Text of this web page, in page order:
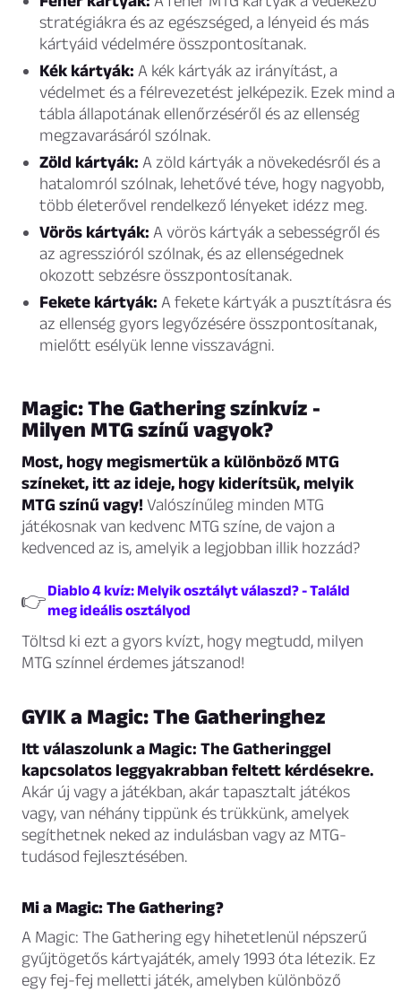
stratégiákra és az egészséged, a lényeid és más
kártyáid védelmére összpontosítanak.
Kék kártyák: A kék kártyák az irányítást, a
védelmet és a félrevezetést jelképezik. Ezek mind a
tábla állapotának ellenőrzéséről és az ellenség
megzavarásáról szólnak.
Zöld kártyák: A zöld kártyák a növekedésről és a
hatalomról szólnak, lehetővé téve, hogy nagyobb,
több életerővel rendelkező lényeket idézz meg.
Vörös kártyák: A vörös kártyák a sebességről és
az agresszióról szólnak, és az ellenségednek
okozott sebzésre összpontosítanak.
Fekete kártyák: A fekete kártyák a pusztításra és
az ellenség gyors legyőzésére összpontosítanak,
mielőtt esélyük lenne visszavágni.
Magic: The Gathering színkvíz -
Milyen MTG színű vagyok?
Most, hogy megismertük a különböző MTG
színeket, itt az ideje, hogy kiderítsük, melyik
MTG színű vagy! Valószínűleg minden MTG
játékosnak van kedvenc MTG színe, de vajon a
kedvenced az is, amelyik a legjobban illik hozzád?
👉 Diablo 4 kvíz: Melyik osztályt válaszd? - Találd
meg ideális osztályod
Töltsd ki ezt a gyors kvízt, hogy megtudd, milyen
MTG színnel érdemes játszanod!
GYIK a Magic: The Gatheringhez
Itt válaszolunk a Magic: The Gatheringgel
kapcsolatos leggyakrabban feltett kérdésekre.
Akár új vagy a játékban, akár tapasztalt játékos
vagy, van néhány tippünk és trükkünk, amelyek
segíthetnek neked az indulásban vagy az MTG-
tudásod fejlesztésében.
Mi a Magic: The Gathering?
A Magic: The Gathering egy hihetetlenül népszerű
gyűjtögetős kártyajáték, amely 1993 óta létezik. Ez
egy fej-fej melletti játék, amelyben különböző